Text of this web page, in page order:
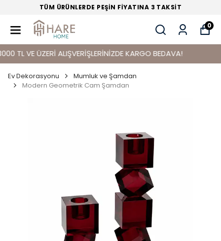
TÜM ÜRÜNLERDE PEŞİN FİYATINA 3 TAKSİT
0
VE ÜZERİ ALIŞVERİŞLERİNİZDE KARGO BEDAVA!
Ev Dekorasyonu
Mumluk ve Şamdan
Modern Geometrik Cam Şamdan